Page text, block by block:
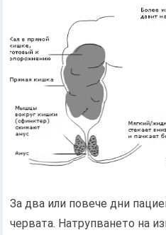
За два или повече дни
червата. Натрупването на